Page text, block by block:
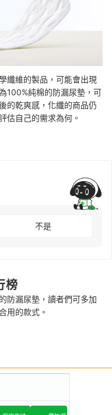
纖維的製品，可能會出現
100%純棉的防漏尿墊，可
的乾爽感，化纖的商品仍
估自己的需求為何。
不是
榜
防漏尿墊，讀者們可多加
用的款式。